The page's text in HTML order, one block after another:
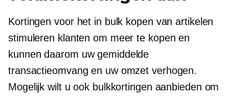
Kortingen voor het in bulk kopen van artikelen
stimuleren klanten om meer te kopen en
kunnen daarom uw gemiddelde
transactieomvang en uw omzet verhogen.
Mogelijk wilt u ook bulkkortingen aanbieden om